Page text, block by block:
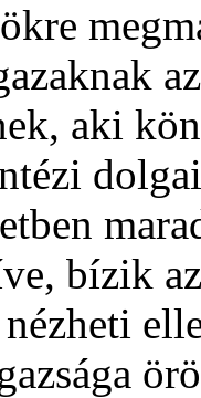
aki
bízik